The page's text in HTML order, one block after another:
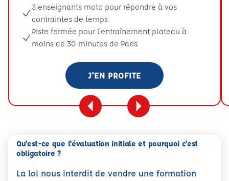
3 enseignants moto pour répondre à vos
contraintes de temps
Piste fermée pour l'entraînement plateau à
moins de 30 minutes de Paris
J'EN PROFITE
Qu'est-ce que l'évaluation initiale et pourquoi c'est
obligatoire ?
La loi nous interdit de vendre une formation